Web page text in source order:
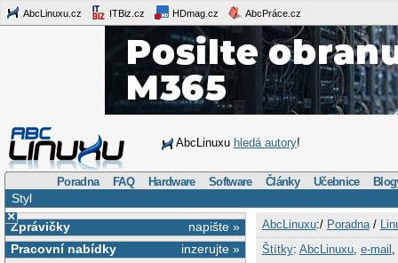
AbcLinuxu.cz ITBiz.cz HDmag.cz AbcPráce.cz
AbcLinuxu hledá autory!
Poradna FAQ Hardware Software Články Učebnice
Styl
×
napište »
Zprávičky
inzerujte »
Pracovní nabídky
AbcLinuxu:/ Poradna/
Štítky: AbcLinuxu, e-mail